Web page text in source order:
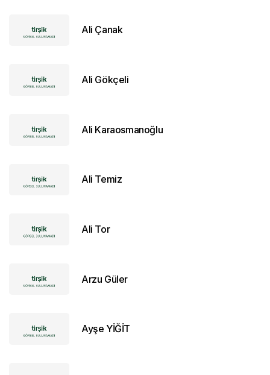
Ali Çanak
Ali Gökçeli
Ali Karaosmanoğlu
Ali Temiz
Ali Tor
Arzu Güler
Ayşe YİĞİT